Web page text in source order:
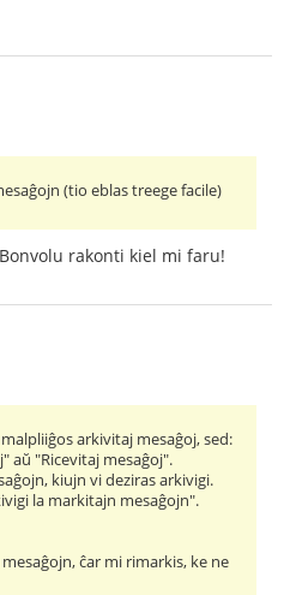
(tio eblas treege facile)
rakonti kiel mi faru!
arkivitaj mesaĝoj, sed:
aŭ "Ricevitaj mesaĝoj".
kiujn vi deziras arkivigi.
la markitajn mesaĝojn".
ĉar mi rimarkis, ke ne